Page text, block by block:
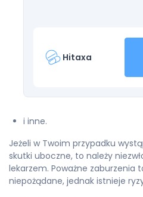
Hitaxa
i inne.
Jeżeli w Twoim przypadku
skutki uboczne, to należy
lekarzem. Poważne zaburzenia
niepożądane, jednak istnieje